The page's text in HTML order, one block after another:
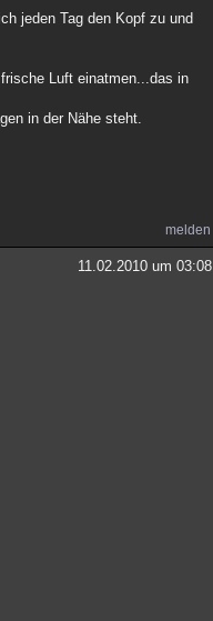
jeden Tag den Kopf zu und
Luft einatmen...das in
in der Nähe steht.
melden
11.02.2010 um 03:08